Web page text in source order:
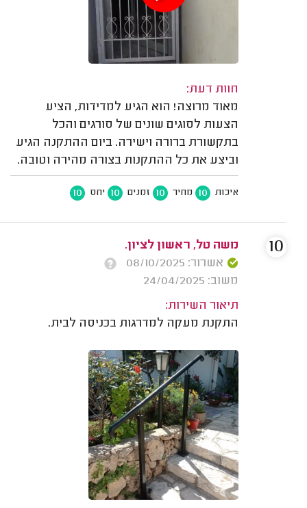
חוות דעת:
מאוד מרוצה! הוא הגיע למדידות, הציע
הצעות לסוגים שונים של סורגים והכל
בתקשורת ברורה וישירה. ביום ההתקנה הגיע
וביצע את כל ההתקנות בצורה מהירה וטובה.
איכות 10 מחיר 10 זמנים 10 יחס 10
משה טל, ראשון לציון.
אשרור: 08/10/2025
משוב: 24/04/2025
תיאור השירות:
התקנת מעקה למדרגות בכניסה לבית.
10